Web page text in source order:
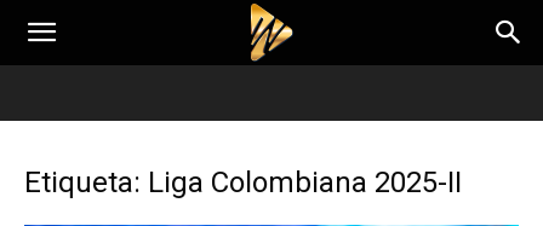
Etiqueta: Liga Colombiana 2025-II